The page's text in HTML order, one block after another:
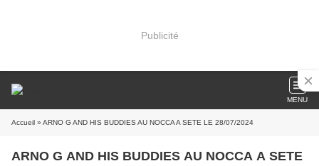
Publicité
MENU
Accueil » ARNO G AND HIS BUDDIES AU NOCCA A SETE LE 28/07/2024
ARNO G AND HIS BUDDIES AU NOCCA A SETE